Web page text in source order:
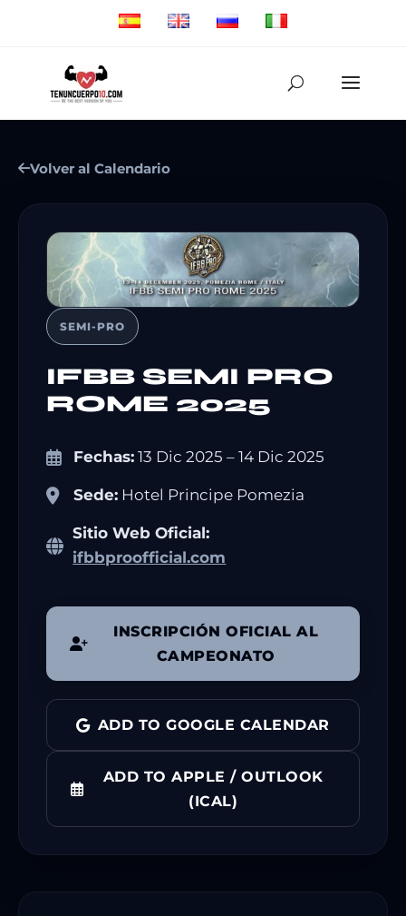
Volver al Calendario
SEMI-PRO
IFBB SEMI PRO
ROME 2025
Fechas: 13 Dic 2025 – 14 Dic 2025
Sede: Hotel Principe Pomezia
Sitio Web Oficial:
ifbbproofficial.com
INSCRIPCIÓN OFICIAL AL
CAMPEONATO
ADD TO GOOGLE CALENDAR
ADD TO APPLE / OUTLOOK
(ICAL)